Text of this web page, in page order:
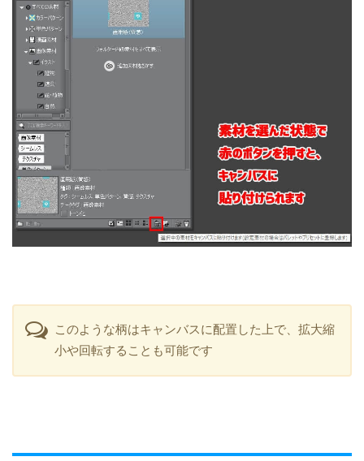
このような柄はキャンバスに配置した上で、拡大縮
小や回転することも可能です